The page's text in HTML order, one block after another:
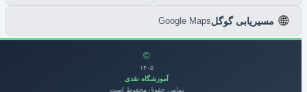
مسیریابی گوگلGoogle Maps
۱۴۰۵
آموزشگاه نقدی
تمامی حقوق محفوظ است